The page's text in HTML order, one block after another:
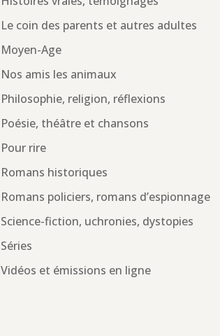
Le coin des parents et autres adultes
Moyen-Age
Nos amis les animaux
Philosophie, religion, réflexions
Poésie, théâtre et chansons
Pour rire
Romans historiques
Romans policiers, romans d’espionnage
Science-fiction, uchronies, dystopies
Séries
Vidéos et émissions en ligne